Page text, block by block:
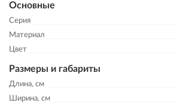
Основные
Серия
Материал
Цвет
Размеры и габариты
Длина, см
Ширина, см